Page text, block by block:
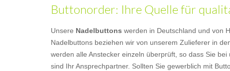
Buttonorder: Ihre Quelle für
Unsere Nadelbuttons werden in Deutschland und von
Nadelbuttons beziehen wir von unserem Zulieferer in
werden alle Anstecker einzeln überprüft, so dass Sie
sind Ihr Ansprechpartner. Sollten Sie gewerblich mit